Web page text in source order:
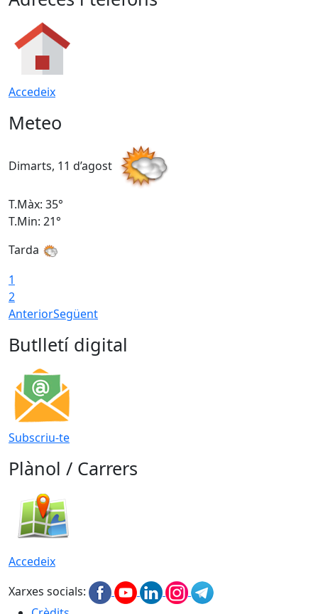
Accedeix
Meteo
Dimarts, 11 d’agost
T.Màx: 35°
T.Min: 21°
Tarda
1
2
AnteriorSegüent
Butlletí digital
Subscriu-te
Plànol / Carrers
Accedeix
Xarxes socials: